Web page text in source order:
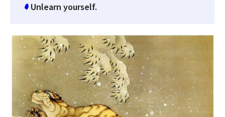
Unlearn yourself.